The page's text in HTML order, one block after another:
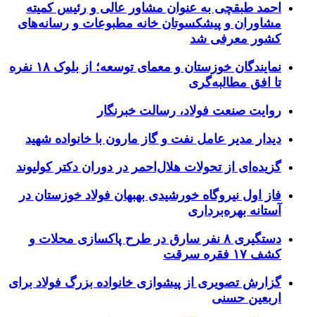
احمد طبقچی به عنوان مشاور عالی و رئیس کمیته
مشاوران و پیشکسوتان خانه مطبوعات و رسانه‌های
کشور معرفی شد
نمایندگان خوزستان و معمای توسعه؛ از بلوک ۱۸ نفره
تا افق مطالبه‌گری
روایت صنعت فولاد،‌ رسالت خبرنگار
دیدار مدیر عامل نفت و گاز مارون با خانواده شهید
گزیده‌ای از تحولات هلال‌احمر در دوران دکتر کولیوند
فاز اول نیروگاه خورشیدی بهبهان فولاد خوزستان در
آستانه بهره‌برداری
دستگیری ۸ نفر سارق در طرح پاکسازی محلات و
کشف ۱۷ فقره سرقت
گزارش تصویری از پیشوازی خانواده بزرگ فولاد برای
اربعین حسنی